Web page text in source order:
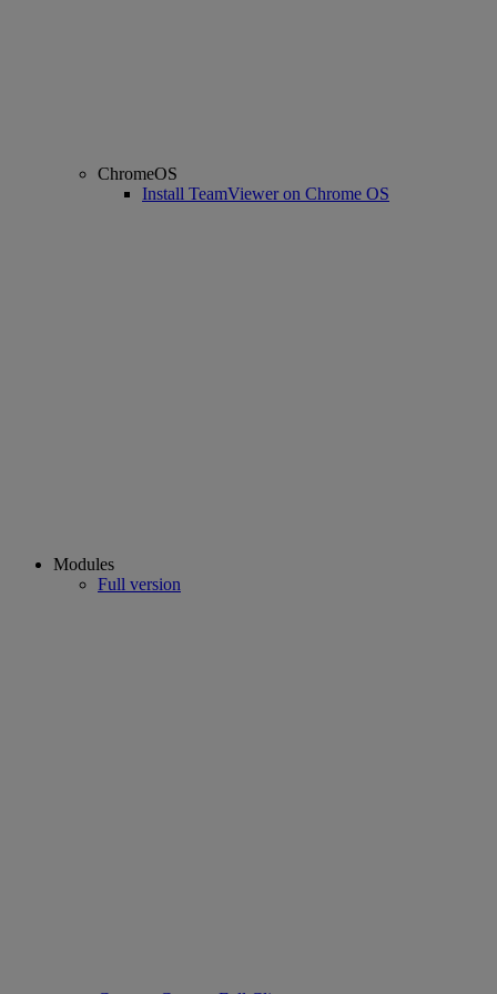
ChromeOS
Install TeamViewer on Chrome OS
Modules
Full version